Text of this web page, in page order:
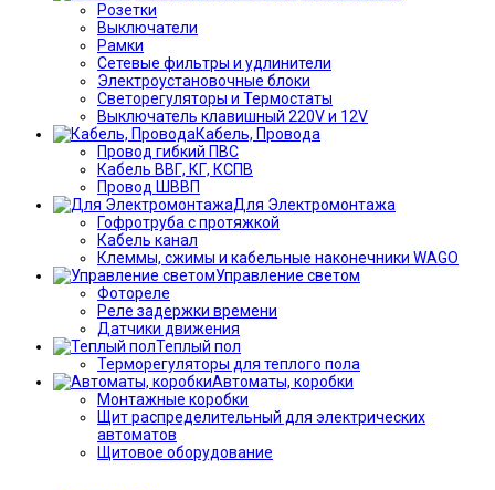
Розетки
Выключатели
Рамки
Сетевые фильтры и удлинители
Электроустановочные блоки
Светорегуляторы и Термостаты
Выключатель клавишный 220V и 12V
Кабель, Провода
Провод гибкий ПВС
Кабель ВВГ, КГ, КСПВ
Провод ШВВП
Для Электромонтажа
Гофротруба с протяжкой
Кабель канал
Клеммы, сжимы и кабельные наконечники WAGO
Управление светом
Фотореле
Реле задержки времени
Датчики движения
Теплый пол
Терморегуляторы для теплого пола
Автоматы, коробки
Монтажные коробки
Щит распределительный для электрических
автоматов
Щитовое оборудование